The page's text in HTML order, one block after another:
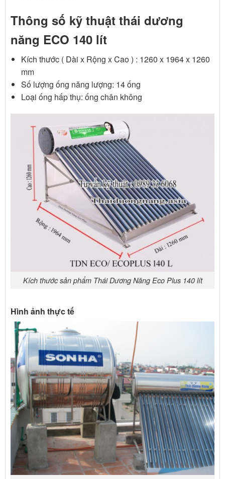
Thông số kỹ thuật thái dương
năng ECO 140 lít
Kích thước ( Dài x Rộng x Cao ) : 1260 x 1964 x 1260
mm
Số lượng ống năng lượng: 14 ống
Loại ống hấp thụ: ống chân không
Kích thước sản phẩm Thái Dương Năng Eco Plus 140 lít
Hình ảnh thực tế